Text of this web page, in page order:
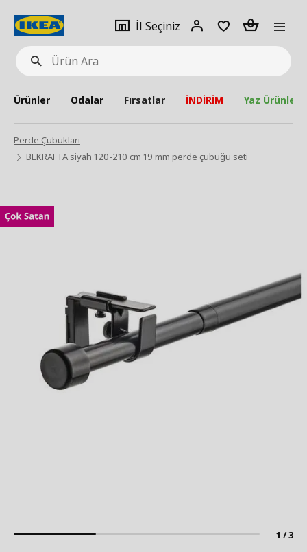
Ürün
Ara
İl Seçiniz
Giriş
Adet
Ürünler Odalar Fırsatlar İNDİRİM Yaz Ürünleri
Perde Çubukları
BEKRÄFTA siyah 120-210 cm 19 mm perde çubuğu seti
1 / 3